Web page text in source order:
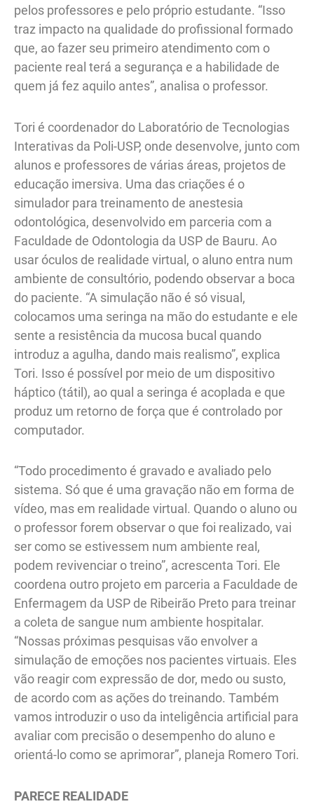
pelos professores e pelo próprio estudante. “Isso
traz impacto na qualidade do profissional formado
que, ao fazer seu primeiro atendimento com o
paciente real terá a segurança e a habilidade de
quem já fez aquilo antes”, analisa o professor.
Tori é coordenador do Laboratório de Tecnologias
Interativas da Poli-USP, onde desenvolve, junto com
alunos e professores de várias áreas, projetos de
educação imersiva. Uma das criações é o
simulador para treinamento de anestesia
odontológica, desenvolvido em parceria com a
Faculdade de Odontologia da USP de Bauru. Ao
usar óculos de realidade virtual, o aluno entra num
ambiente de consultório, podendo observar a boca
do paciente. “A simulação não é só visual,
colocamos uma seringa na mão do estudante e ele
sente a resistência da mucosa bucal quando
introduz a agulha, dando mais realismo”, explica
Tori. Isso é possível por meio de um dispositivo
háptico (tátil), ao qual a seringa é acoplada e que
produz um retorno de força que é controlado por
computador.
“Todo procedimento é gravado e avaliado pelo
sistema. Só que é uma gravação não em forma de
vídeo, mas em realidade virtual. Quando o aluno ou
o professor forem observar o que foi realizado, vai
ser como se estivessem num ambiente real,
podem revivenciar o treino”, acrescenta Tori. Ele
coordena outro projeto em parceria a Faculdade de
Enfermagem da USP de Ribeirão Preto para treinar
a coleta de sangue num ambiente hospitalar.
“Nossas próximas pesquisas vão envolver a
simulação de emoções nos pacientes virtuais. Eles
vão reagir com expressão de dor, medo ou susto,
de acordo com as ações do treinando. Também
vamos introduzir o uso da inteligência artificial para
avaliar com precisão o desempenho do aluno e
orientá-lo como se aprimorar”, planeja Romero Tori.
PARECE REALIDADE